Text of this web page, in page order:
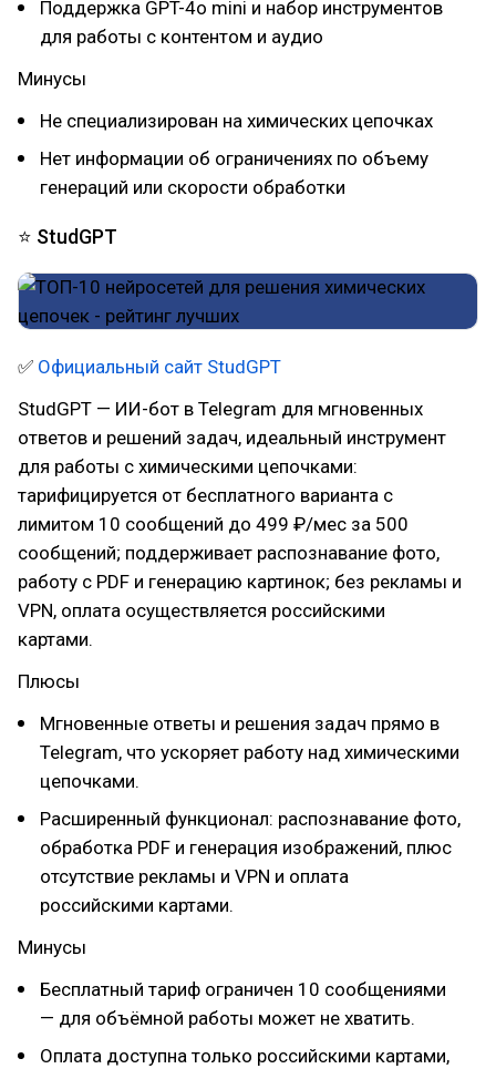
Поддержка GPT-4o mini и набор инструментов
для работы с контентом и аудио
Минусы
Не специализирован на химических цепочках
Нет информации об ограничениях по объему
генераций или скорости обработки
⭐ StudGPT
✅ Официальный сайт StudGPT
StudGPT — ИИ-бот в Telegram для мгновенных
ответов и решений задач, идеальный инструмент
для работы с химическими цепочками:
тарифицируется от бесплатного варианта с
лимитом 10 сообщений до 499 ₽/мес за 500
сообщений; поддерживает распознавание фото,
работу с PDF и генерацию картинок; без рекламы и
VPN, оплата осуществляется российскими
картами.
Плюсы
Мгновенные ответы и решения задач прямо в
Telegram, что ускоряет работу над химическими
цепочками.
Расширенный функционал: распознавание фото,
обработка PDF и генерация изображений, плюс
отсутствие рекламы и VPN и оплата
российскими картами.
Минусы
Бесплатный тариф ограничен 10 сообщениями
— для объёмной работы может не хватить.
Оплата доступна только российскими картами,